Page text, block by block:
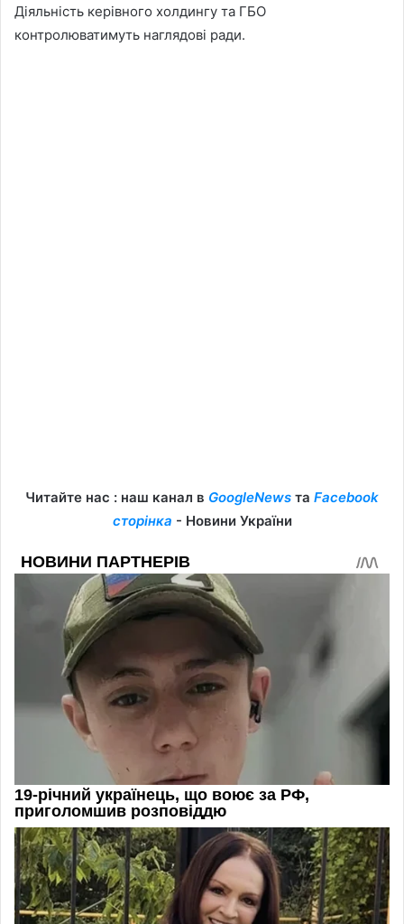
Діяльність керівного холдингу та ГБО
контролюватимуть наглядові ради.
Читайте нас : наш канал в GoogleNews та Facebook
сторінка - Новини України